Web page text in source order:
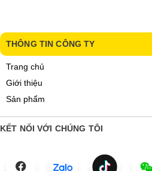
THÔNG TIN CÔNG TY
Trang chủ
Giới thiệu
Sản phẩm
KẾT NỐI VỚI CHÚNG TÔI